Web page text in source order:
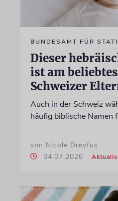
BUNDESAMT FÜR
Dieser
ist am
Schweizer
Auch in der Schweiz
häufig biblische Namen
von Nicole Dreyfus
04.07.2026